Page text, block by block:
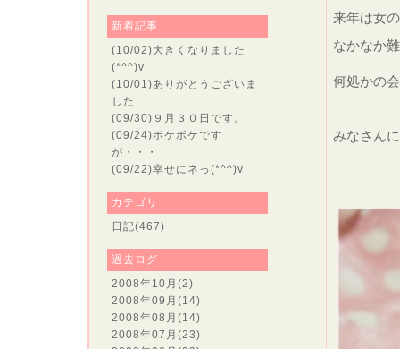
新着記事
(10/02)大きくなりました
(*^^)v
(10/01)ありがとうございま
した
(09/30) ９月３０日です。
(09/24)ボケボケです
が・・・
(09/22)幸せにネっ(*^^)v
カテゴリ
日記(467)
過去ログ
2008年10月 (2)
2008年09月 (14)
2008年08月 (14)
2008年07月 (23)
来年は女
なかなか
何処かの
みなさん